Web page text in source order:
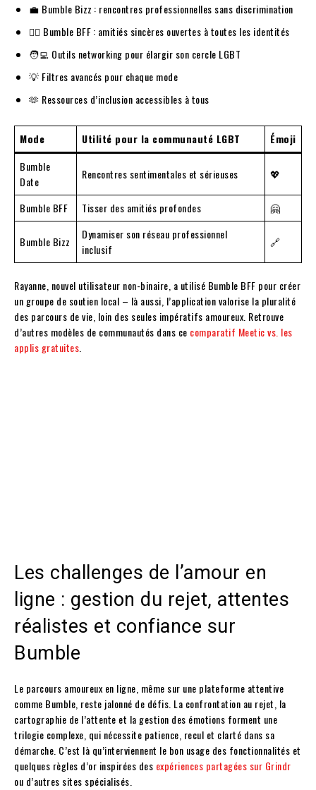
💼 Bumble Bizz : rencontres professionnelles sans discrimination
👯‍♀️ Bumble BFF : amitiés sincères ouvertes à toutes les identités
🧑‍💻 Outils networking pour élargir son cercle LGBT
💡 Filtres avancés pour chaque mode
🫶 Ressources d’inclusion accessibles à tous
Mode Utilité pour la communauté LGBT
Émoji
Bumble
Date
Rencontres sentimentales et sérieuses 💖
Bumble BFF Tisser des amitiés profondes 🤗
Bumble Bizz
Dynamiser son réseau professionnel
inclusif
🔗
Rayanne, nouvel utilisateur non-binaire, a utilisé Bumble BFF pour créer
un groupe de soutien local – là aussi, l’application valorise la pluralité
des parcours de vie, loin des seules impératifs amoureux. Retrouve
d’autres modèles de communautés dans ce comparatif Meetic vs. les
applis gratuites
Les challenges de l’amour en
ligne : gestion du rejet, attentes
réalistes et confiance sur
Bumble
Le parcours amoureux en ligne, même sur une plateforme attentive
comme Bumble, reste jalonné de défis. La confrontation au rejet, la
cartographie de l’attente et la gestion des émotions forment une
trilogie complexe, qui nécessite patience, recul et clarté dans sa
démarche. C’est là qu’interviennent le bon usage des fonctionnalités et
quelques règles d’or inspirées des expériences partagées sur Grindr
ou d’autres sites spécialisés.